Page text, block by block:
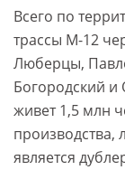
Всего по
трассы М-12
Люберцы,
Богородский и
живет 1,5 млн
производства,
является